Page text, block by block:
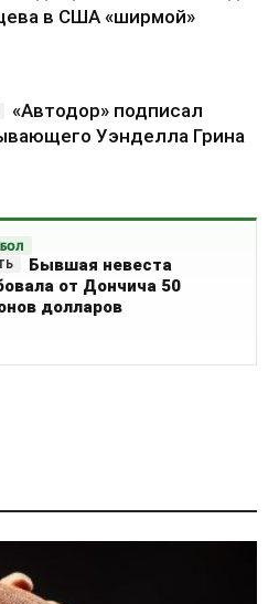
в США «ширмой»
«Автодор» подписал
Уэнделла Грина
Бывшая невеста
от Дончича 50
долларов